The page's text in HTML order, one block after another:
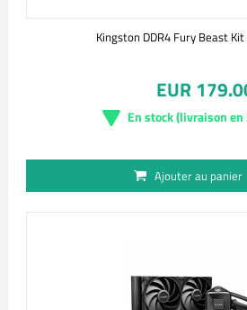
Kingston DDR4 Fury Beast
EUR
En stock (livraison
Ajouter au panier